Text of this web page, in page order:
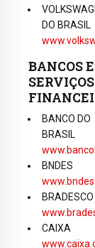
DO BRASIL
BANCOS E
SERVIÇOS
BANCO DO
BRASIL
BNDES
BRADESCO
CAIXA